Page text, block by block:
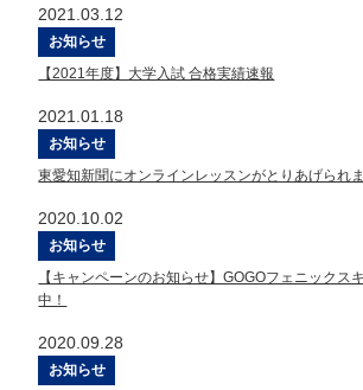
2021.03.12
お知らせ
【2021年度】大学入試 合格実績速報
2021.01.18
お知らせ
東愛知新聞にオンラインレッスンがとりあげられ
2020.10.02
お知らせ
【キャンペーンのお知らせ】GOGOフェニックス
中！
2020.09.28
お知らせ